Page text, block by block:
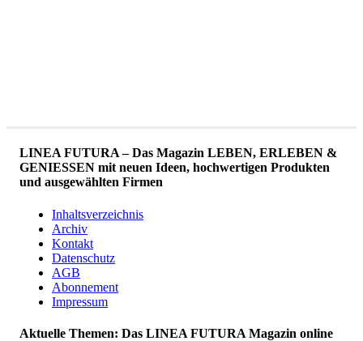
LINEA FUTURA – Das Magazin LEBEN, ERLEBEN &
GENIESSEN mit neuen Ideen, hochwertigen Produkten
und ausgewählten Firmen
Inhaltsverzeichnis
Archiv
Kontakt
Datenschutz
AGB
Abonnement
Impressum
Aktuelle Themen: Das LINEA FUTURA Magazin online